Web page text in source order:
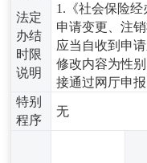
法定
办结
时限
说明
1.《社会保险
申请变更、注
应当自收到申
修改内容为性
接通过网厅申报
特别
程序
无